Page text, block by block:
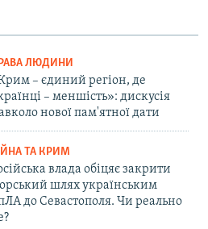
ЛЮДИНИ
– єдиний регіон, де
– меншість»: дискусія
нової пам'ятної дати
ТА КРИМ
влада обіцяє закрити
шлях українським
до Севастополя. Чи реально